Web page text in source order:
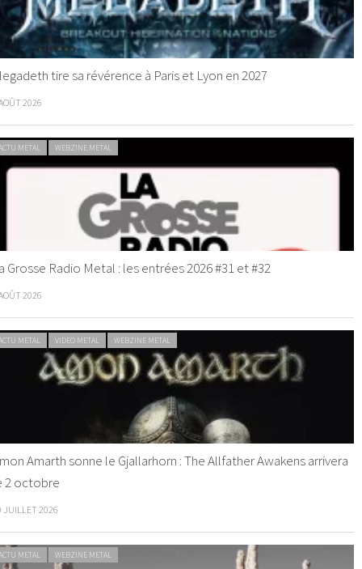
tire sa révérence à Paris et Lyon en 2027
2026
METAL WEBZINE METAL
Grosse Radio Metal : les entrées 2026 #31 et #32
2026
METAL VIDEO METAL WEBZINE METAL
Amarth sonne le Gjallarhorn : The Allfather Awakens arrivera
2 octobre
JUILLET 2026
METAL WEBZINE METAL